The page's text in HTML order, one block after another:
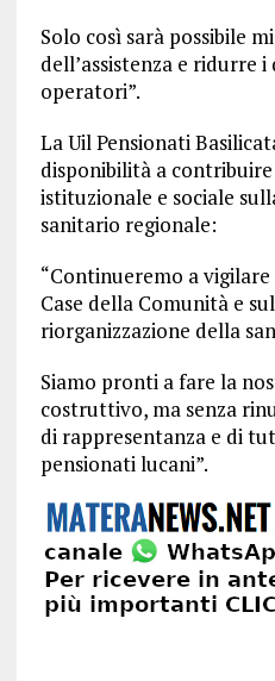
Solo così sarà possibile
dell’assistenza e ridurre
operatori”.
La Uil Pensionati
disponibilità a
istituzionale e sociale
sanitario regionale:
“Continueremo a
Case della Comunità e
riorganizzazione della
Siamo pronti a fare la
costruttivo, ma senza
di rappresentanza e di
pensionati lucani”.